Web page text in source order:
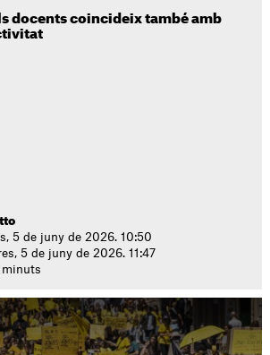
docents coincideix també amb
5 de juny de 2026. 10:50
5 de juny de 2026. 11:47
minuts